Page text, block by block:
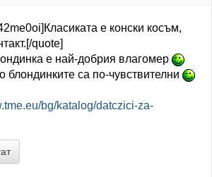
е конски косъм,
quote]
е най-добрия влагомер
блондинките са по-чувствителни
bg/katalog/datczici-za-